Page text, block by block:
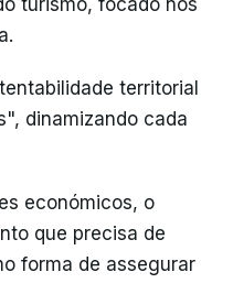
turismo, focado nos
territorial
dinamizando cada
económicos, o
que precisa de
forma de assegurar